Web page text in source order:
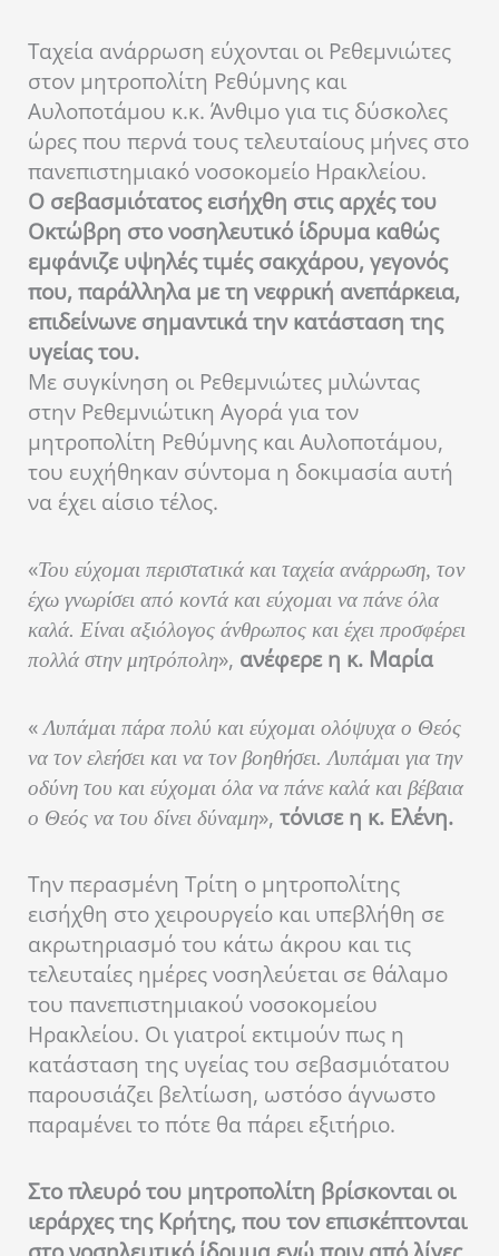
Ταχεία ανάρρωση εύχονται οι Ρεθεμνιώτες
στον μητροπολίτη Ρεθύμνης και
Αυλοποτάμου κ.κ. Άνθιμο για τις δύσκολες
ώρες που περνά τους τελευταίους μήνες στο
πανεπιστημιακό νοσοκομείο Ηρακλείου.
Ο σεβασμιότατος εισήχθη στις αρχές του
Οκτώβρη στο νοσηλευτικό ίδρυμα καθώς
εμφάνιζε υψηλές τιμές σακχάρου, γεγονός
που, παράλληλα με τη νεφρική ανεπάρκεια,
επιδείνωνε σημαντικά την κατάσταση της
υγείας του.
Με συγκίνηση οι Ρεθεμνιώτες μιλώντας
στην Ρεθεμνιώτικη Αγορά για τον
μητροπολίτη Ρεθύμνης και Αυλοποτάμου,
του ευχήθηκαν σύντομα η δοκιμασία αυτή
να έχει αίσιο τέλος.
«Του εύχομαι περιστατικά και ταχεία ανάρρωση, τον
έχω γνωρίσει από κοντά και εύχομαι να πάνε όλα
καλά. Είναι αξιόλογος άνθρωπος και έχει προσφέρει
πολλά στην μητρόπολη», ανέφερε η κ. Μαρία
«Λυπάμαι πάρα πολύ και εύχομαι ολόψυχα ο Θεός
να τον ελεήσει και να τον βοηθήσει. Λυπάμαι για την
οδύνη του και εύχομαι όλα να πάνε καλά και βέβαια
ο Θεός να του δίνει δύναμη», τόνισε η κ. Ελένη.
Την περασμένη Τρίτη ο μητροπολίτης
εισήχθη στο χειρουργείο και υπεβλήθη σε
ακρωτηριασμό του κάτω άκρου και τις
τελευταίες ημέρες νοσηλεύεται σε θάλαμο
του πανεπιστημιακού νοσοκομείου
Ηρακλείου. Οι γιατροί εκτιμούν πως η
κατάσταση της υγείας του σεβασμιότατου
παρουσιάζει βελτίωση, ωστόσο άγνωστο
παραμένει το πότε θα πάρει εξιτήριο.
Στο πλευρό του μητροπολίτη βρίσκονται οι
ιεράρχες της Κρήτης, που τον επισκέπτονται